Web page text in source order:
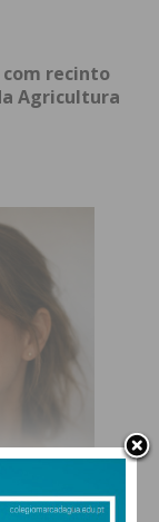
com recinto
Agricultura